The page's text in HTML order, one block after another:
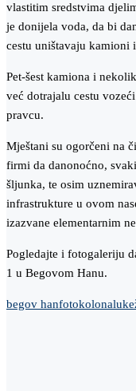
vlastitim sredstvima
je donijela voda, da bi
cestu uništavaju kamioni
Pet-šest kamiona i
već dotrajalu cestu
pravcu.
Mještani su ogorčeni na
firmi da danonoćno,
šljunka, te osim
infrastrukture u ovom
izazvane elementarnim
Pogledajte i fotogaleriju
1 u Begovom Hanu.
begov hanfotokolonaluke